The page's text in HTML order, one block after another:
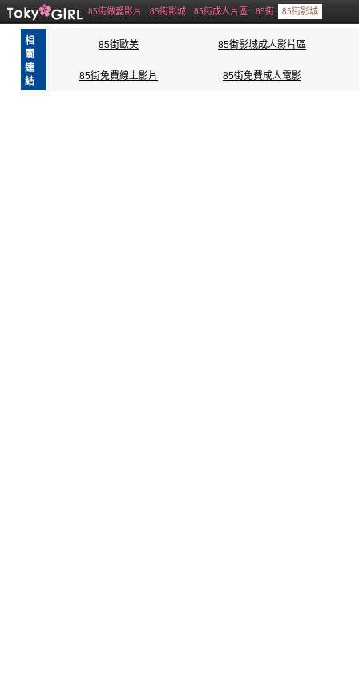
85街做愛影片 85街影城 85街成人片區 85街 85街影城
相
關
連
結
85街歐美 85街影城成人影片區
85街免費線上影片 85街免費成人電影